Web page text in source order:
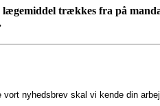
lægemiddel trækkes fra på
vort nyhedsbrev skal vi kende din